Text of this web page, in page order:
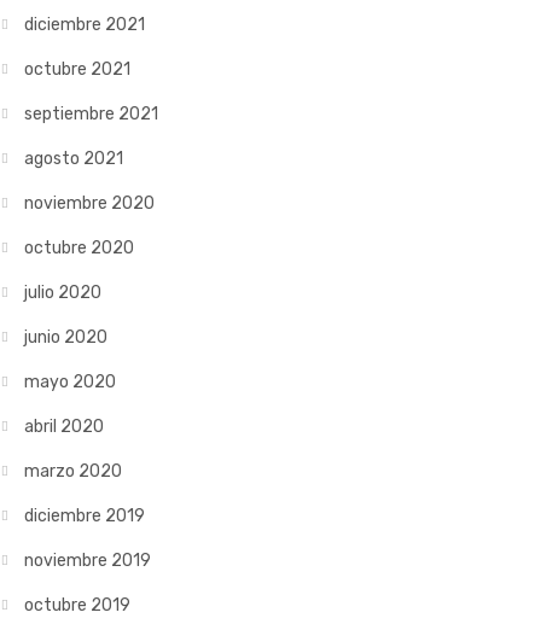
diciembre 2021
octubre 2021
septiembre 2021
agosto 2021
noviembre 2020
octubre 2020
julio 2020
junio 2020
mayo 2020
abril 2020
marzo 2020
diciembre 2019
noviembre 2019
octubre 2019